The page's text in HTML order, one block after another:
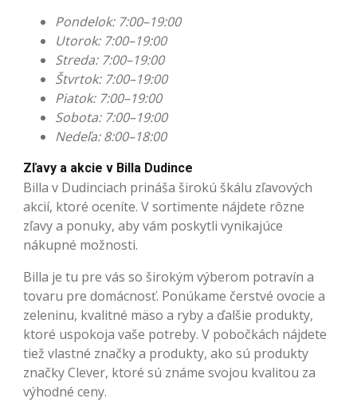
Pondelok: 7:00–19:00
Utorok: 7:00–19:00
Streda: 7:00–19:00
Štvrtok: 7:00–19:00
Piatok: 7:00–19:00
Sobota: 7:00–19:00
Nedeľa: 8:00–18:00
Zľavy a akcie v Billa Dudince
Billa v Dudinciach prináša širokú škálu zľavových
akcií, ktoré oceníte. V sortimente nájdete rôzne
zľavy a ponuky, aby vám poskytli vynikajúce
nákupné možnosti.
Billa je tu pre vás so širokým výberom potravín a
tovaru pre domácnosť. Ponúkame čerstvé ovocie a
zeleninu, kvalitné mäso a ryby a ďalšie produkty,
ktoré uspokoja vaše potreby. V pobočkách nájdete
tiež vlastné značky a produkty, ako sú produkty
značky Clever, ktoré sú známe svojou kvalitou za
výhodné ceny.